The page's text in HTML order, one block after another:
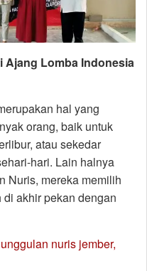
Ajang Lomba Indonesia
hal yang
orang, baik untuk
atau sekedar
hari. Lain halnya
Nuris, mereka memilih
akhir pekan dengan
nuris jember,